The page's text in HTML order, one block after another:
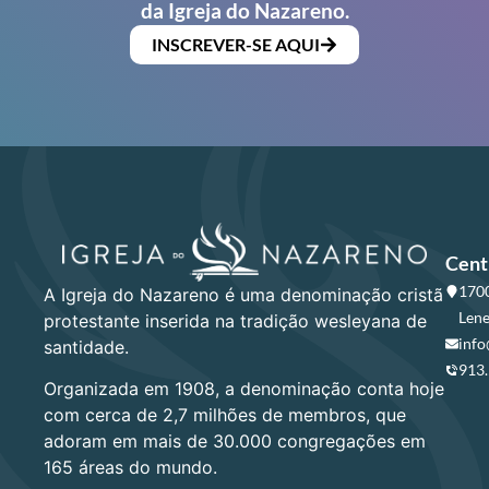
da Igreja do Nazareno.
INSCREVER-SE AQUI
A Igreja do Nazareno é uma denominação cristã
protestante inserida na tradição wesleyana de
santidade.
Organizada em 1908, a denominação conta hoje
com cerca de 2,7 milhões de membros, que
adoram em mais de 30.000 congregações em
165 áreas do mundo.